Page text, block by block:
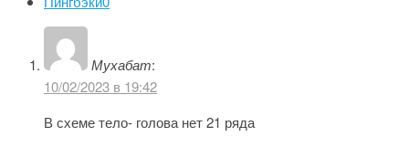
Мухабат:
10/02/2023 в 19:42
В схеме тело- голова нет 21 ряда